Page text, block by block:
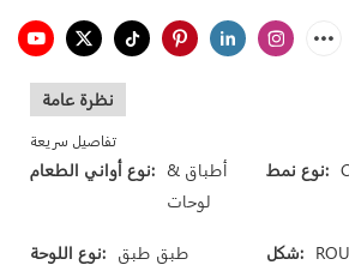
نظرة عامة
تفاصيل سريعة
نوع أواني الطعام: أطباق &
لوحات
نوع نمط:
نوع اللوحة: طبق طبق شكل: